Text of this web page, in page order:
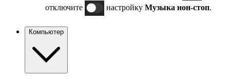
отключите
настройку Музыка нон-стоп.
Компьютер